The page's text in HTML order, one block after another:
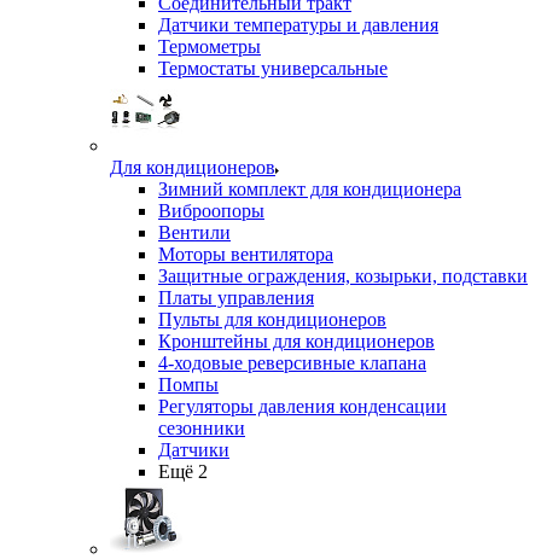
Датчики температуры и давления
Термометры
Термостаты универсальные
Для кондиционеров
Зимний комплект для кондиционера
Виброопоры
Вентили
Моторы вентилятора
Защитные ограждения, козырьки, подставки
Платы управления
Пульты для кондиционеров
Кронштейны для кондиционеров
4-ходовые реверсивные клапана
Помпы
Регуляторы давления конденсации
сезонники
Датчики
Ещё 2